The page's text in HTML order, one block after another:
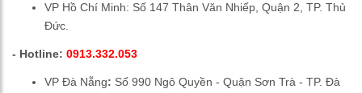
VP Hồ Chí Minh: Số 147 Thân Văn Nhiếp, Quận 2, TP. Thủ
Đức.
- Hotline: 0913.332.053
VP Đà Nẵng: Số 990 Ngô Quyền - Quận Sơn Trà - TP. Đà